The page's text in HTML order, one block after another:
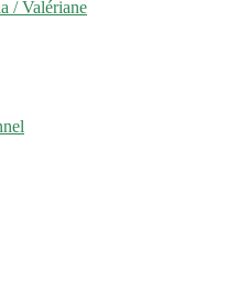
/ Valériane